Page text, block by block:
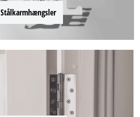
Stålkarmhængsler